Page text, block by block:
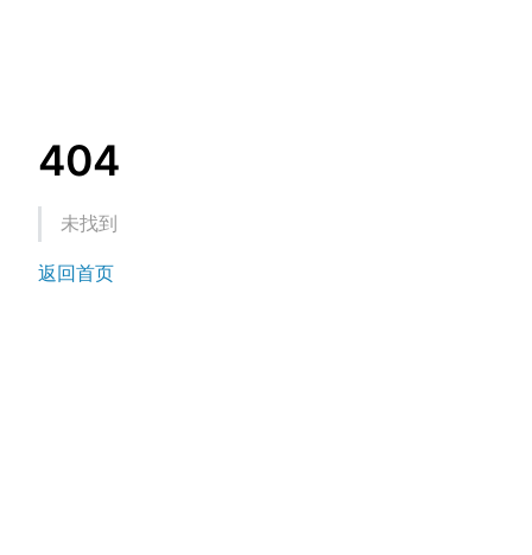
404
未找到
返回首页